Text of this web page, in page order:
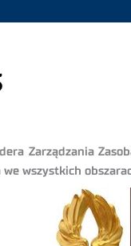
Zarządzania
wszystkich